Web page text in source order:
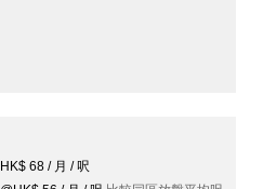
HK$ 68 / 月 / 呎